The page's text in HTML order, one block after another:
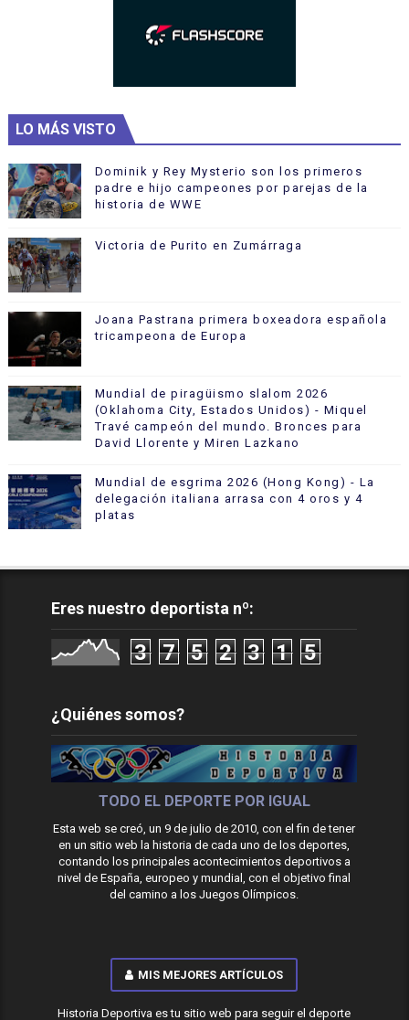
LO MÁS VISTO
Dominik y Rey Mysterio son los primeros
padre e hijo campeones por parejas de la
historia de WWE
Victoria de Purito en Zumárraga
Joana Pastrana primera boxeadora española
tricampeona de Europa
Mundial de piragüismo slalom 2026
(Oklahoma City, Estados Unidos) - Miquel
Travé campeón del mundo. Bronces para
David Llorente y Miren Lazkano
Mundial de esgrima 2026 (Hong Kong) - La
delegación italiana arrasa con 4 oros y 4
platas
Eres nuestro deportista nº:
3 7 5 2 3 1 5
¿Quiénes somos?
TODO EL DEPORTE POR IGUAL
Esta web se creó, un 9 de julio de 2010, con el fin de tener
en un sitio web la historia de cada uno de los deportes,
contando los principales acontecimientos deportivos a
nivel de España, europeo y mundial, con el objetivo final
del camino a los Juegos Olímpicos.
MIS MEJORES ARTÍCULOS
Historia Deportiva es tu sitio web para seguir el deporte